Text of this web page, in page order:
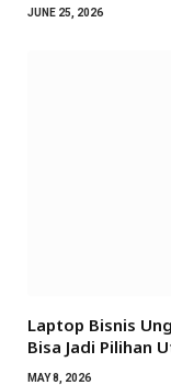
JUNE 25, 2026
Laptop Bisnis
Bisa Jadi Pilihan
MAY 8, 2026